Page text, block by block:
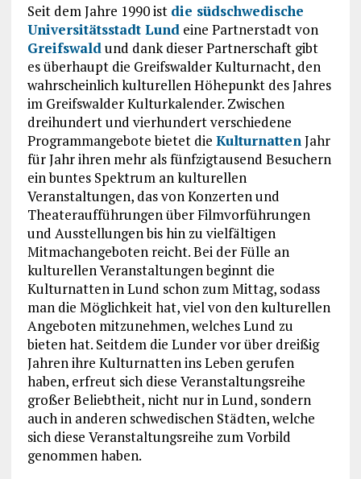
Seit dem Jahre 1990 ist die südschwedische
Universitätsstadt Lund eine Partnerstadt von
Greifswald und dank dieser Partnerschaft gibt
es überhaupt die Greifswalder Kulturnacht, den
wahrscheinlich kulturellen Höhepunkt des Jahres
im Greifswalder Kulturkalender. Zwischen
dreihundert und vierhundert verschiedene
Programmangebote bietet die Kulturnatten Jahr
für Jahr ihren mehr als fünfzigtausend Besuchern
ein buntes Spektrum an kulturellen
Veranstaltungen, das von Konzerten und
Theateraufführungen über Filmvorführungen
und Ausstellungen bis hin zu vielfältigen
Mitmachangeboten reicht. Bei der Fülle an
kulturellen Veranstaltungen beginnt die
Kulturnatten in Lund schon zum Mittag, sodass
man die Möglichkeit hat, viel von den kulturellen
Angeboten mitzunehmen, welches Lund zu
bieten hat. Seitdem die Lunder vor über dreißig
Jahren ihre Kulturnatten ins Leben gerufen
haben, erfreut sich diese Veranstaltungsreihe
großer Beliebtheit, nicht nur in Lund, sondern
auch in anderen schwedischen Städten, welche
sich diese Veranstaltungsreihe zum Vorbild
genommen haben.